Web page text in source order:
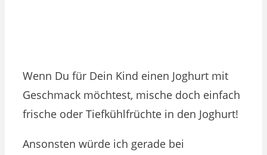
Wenn Du für Dein Kind einen Joghurt mit
Geschmack möchtest, mische doch einfach
frische oder Tiefkühlfrüchte in den Joghurt!
Ansonsten würde ich gerade bei